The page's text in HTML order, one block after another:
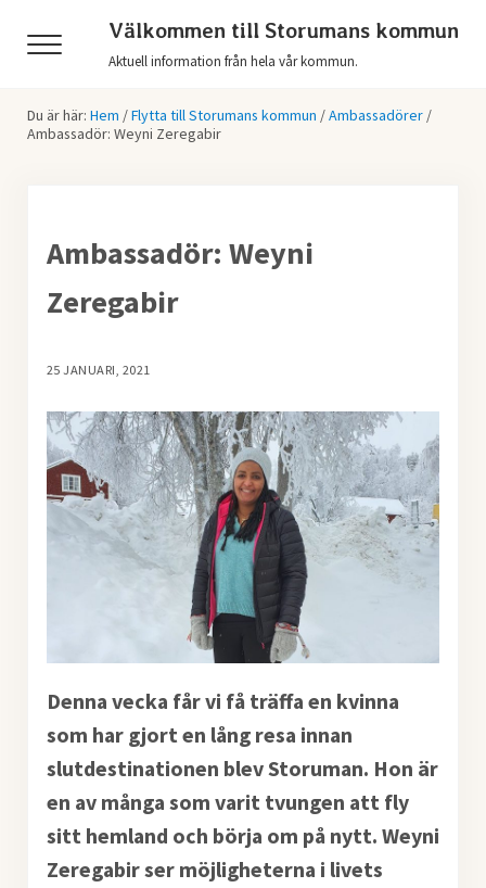
Menu
Välkommen till Storumans kommun
Aktuell information från hela vår kommun.
Du är här: Hem /Flytta till Storumans kommun /Ambassadörer /
Ambassadör: Weyni Zeregabir
Ambassadör: Weyni
Zeregabir
25 JANUARI, 2021
Denna vecka får vi få träffa en kvinna
som har gjort en lång resa innan
slutdestinationen blev Storuman. Hon är
en av många som varit tvungen att fly
sitt hemland och börja om på nytt. Weyni
Zeregabir ser möjligheterna i livets